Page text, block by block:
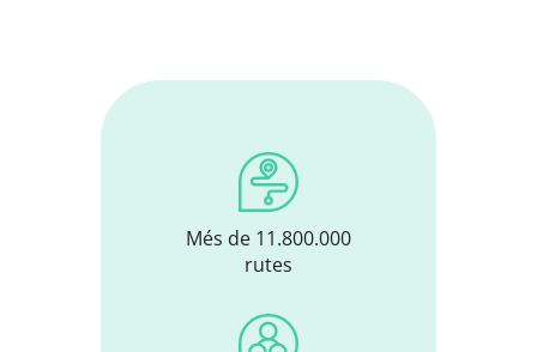
Més de 11.800.000
rutes